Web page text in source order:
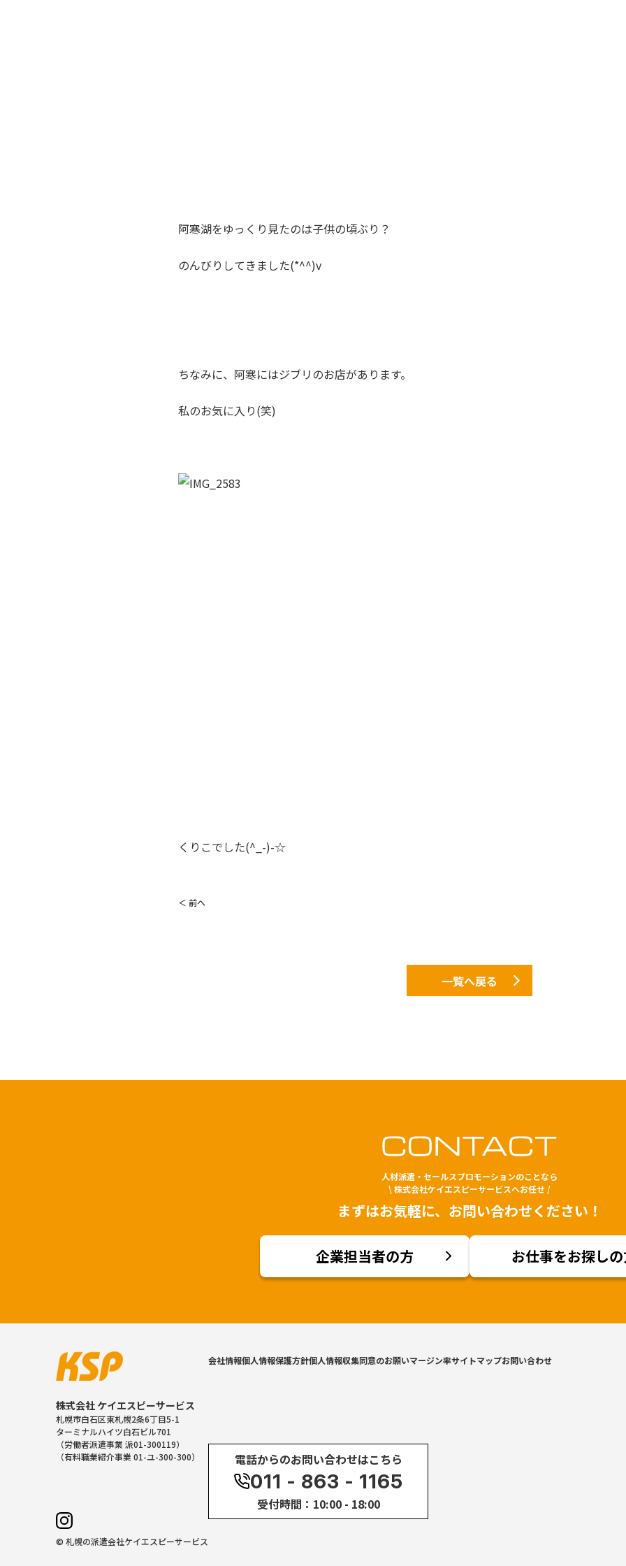
阿寒湖をゆっくり見たのは子供の頃ぶり？
のんびりしてきました(*^^)v
ちなみに、阿寒にはジブリのお店があります。
私のお気に入り(笑)
くりこでした(^_-)-☆
＜ 前へ
一覧へ戻る
人材派遣・セールスプロモーションのことなら
\ 株式会社ケイエスピーサービスへお任せ /
まずはお気軽に、お問い合わせください！
企業担当者の方 お仕事をお探し
株式会社 ケイエスピーサービス
札幌市白石区東札幌2条6丁目5-1
ターミナルハイツ白石ビル701
（労働者派遣事業 派01-300119）
（有料職業紹介事業 01-ユ-300-300）
© 札幌の派遣会社ケイエスピーサービス
会社情報個人情報保護方針個人情報収集同意のお願いマージン率サイトマップお問い合わせ
電話からのお問い合わせはこちら
011 - 863 - 1165
受付時間：10:00 - 18:00